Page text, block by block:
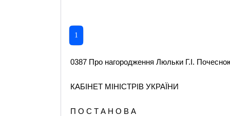
1
0387 Про нагородження Люльки Г.І.
КАБІНЕТ МІНІСТРІВ УКРАЇНИ
П О С Т А Н О В А